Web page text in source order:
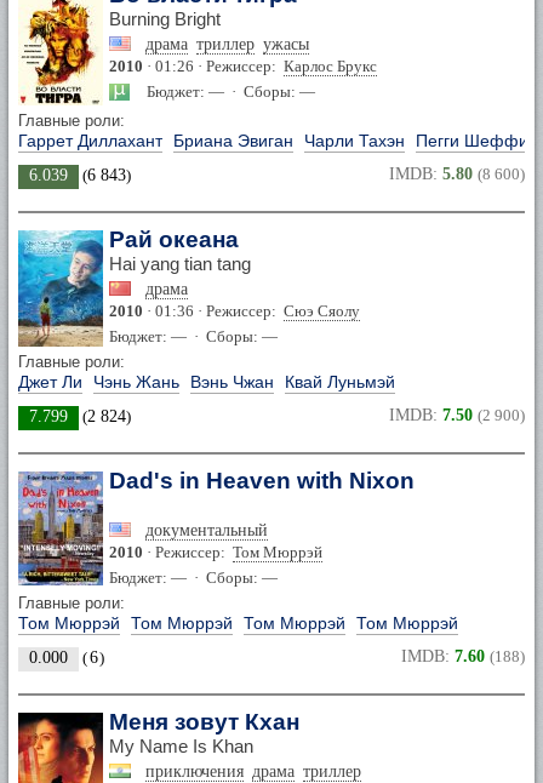
Burning Bright
драма триллер ужасы
2010 · 01:26 · Режиссер: Карлос Брукс
Бюджет: — · Сборы: —
Главные роли:
Гаррет Диллахант Бриана Эвиган Чарли Тахэн Пегги
6.039 (6 843) IMDB: 5.80 (8 600)
Рай океана
Hai yang tian tang
драма
2010 · 01:36 · Режиссер: Сюэ Сяолу
Бюджет: — · Сборы: —
Главные роли:
Джет Ли Чэнь Жань Вэнь Чжан Квай Луньмэй
7.799 (2 824) IMDB: 7.50 (2 900)
Dad's in Heaven with Nixon
документальный
2010 · Режиссер: Том Мюррэй
Бюджет: — · Сборы: —
Главные роли:
Том Мюррэй Том Мюррэй Том Мюррэй Том Мюррэй
0.000 (6) IMDB: 7.60 (188)
Меня зовут Кхан
My Name Is Khan
приключения драма триллер